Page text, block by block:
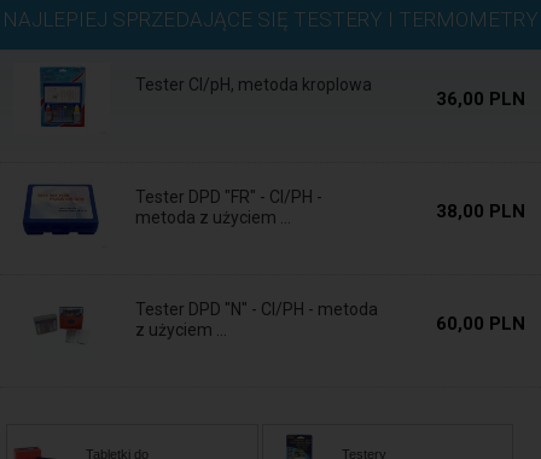
NAJLEPIEJ SPRZEDAJĄCE SIĘ TESTERY I TERMOMETRY
Tester Cl/pH, metoda kroplowa
36,00 PLN
Dostępne
Tester DPD "FR" - Cl/PH -
metoda z użyciem ...
38,00 PLN
Tester DPD "N" - Cl/PH - metoda
z użyciem ...
60,00 PLN
Tabletki do
Testery